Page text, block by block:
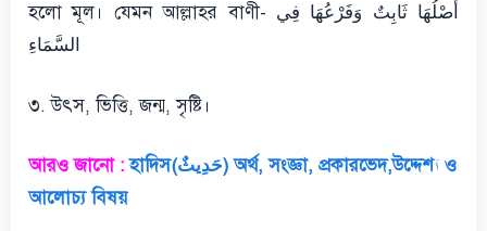
হলো মূল। যেমন আল্লাহর বাণী- أَصْلُهَا ثَابِتٌ وَفَرْعُهَا فِي
السَّمَاءِ
৩. উৎস, ভিত্তি, জন্ম, সৃষ্টি।
আরও জানো : হাদিস(حَدِيثٌ) অর্থ, সংজ্ঞা, প্রকারভেদ,উদ্দেশ্য ও
আলোচ্য বিষয়